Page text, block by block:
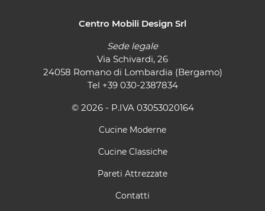
Centro Mobili Design Srl
Sede legale
Via Schivardi, 26
24058 Romano di Lombardia (Bergamo)
Tel +39 030-2387834
© 2026 - P.IVA 03053020164
Cucine Moderne
Cucine Classiche
Pareti Attrezzate
Contatti